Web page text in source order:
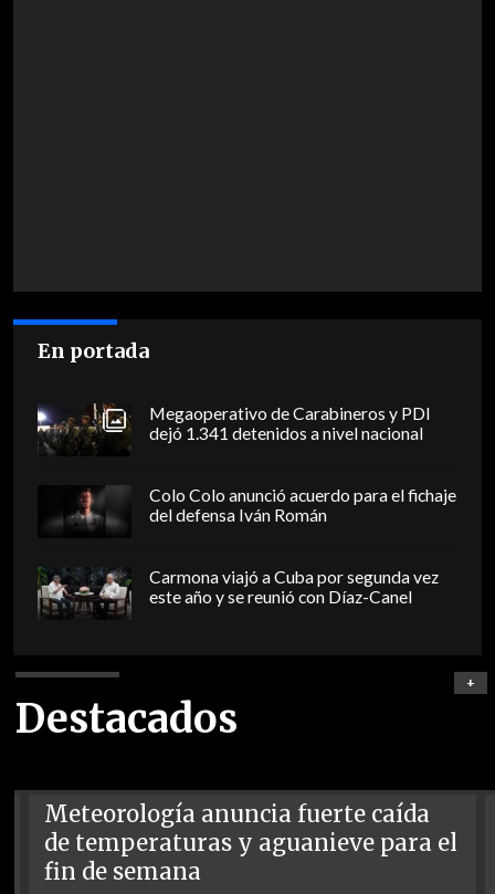
En portada
Megaoperativo de Carabineros y PDI
dejó 1.341 detenidos a nivel nacional
Colo Colo anunció acuerdo para el fichaje
del defensa Iván Román
Carmona viajó a Cuba por segunda vez
este año y se reunió con Díaz-Canel
Destacados
+
Meteorología anuncia fuerte caída
de temperaturas y aguanieve para el
fin de semana